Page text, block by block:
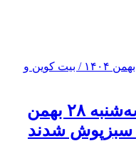
بازار ارزهای دیجیتال در سه‌شنبه ۲۸ بهمن